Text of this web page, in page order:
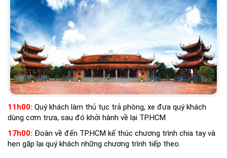
11h00: Quý khách làm thủ tục trả phòng, xe đưa quý khách
dùng cơm trưa, sau đó khởi hành về lại TP.HCM
17h00: Đoàn về đến TP.HCM kế thúc chương trình chia tay và
hẹn gặp lại quý khách những chương trình tiếp theo.